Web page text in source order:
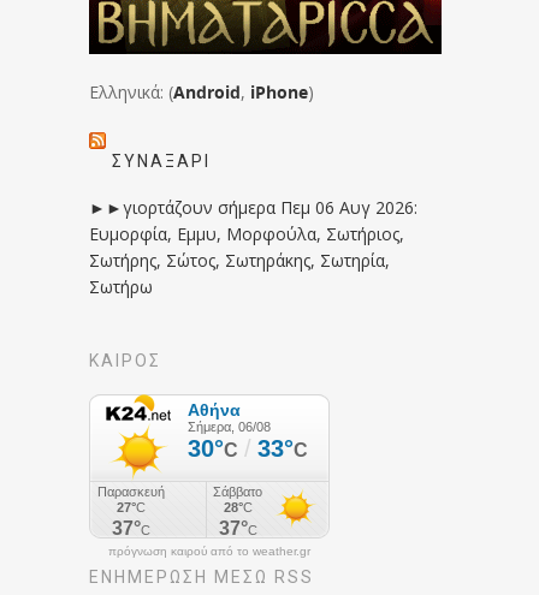
Ελληνικά: (Android, iPhone)
ΣΥΝΑΞΆΡΙ
►►γιορτάζουν σήμερα Πεμ 06 Αυγ 2026:
Ευμορφία, Εμμυ, Μορφούλα, Σωτήριος,
Σωτήρης, Σώτος, Σωτηράκης, Σωτηρία,
Σωτήρω
ΚΑΙΡΟΣ
πρόγνωση καιρού από το weather.gr
ΕΝΗΜΈΡΩΣΉ ΜΕΣΩ RSS